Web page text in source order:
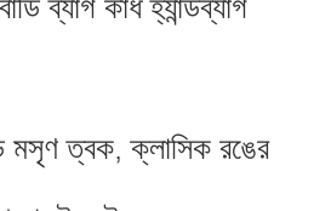
মসৃণ ত্বক, ক্লাসিক রঙের